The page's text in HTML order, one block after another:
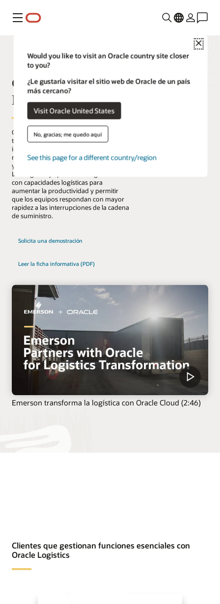
Menú
Close
Would you like to visit an Oracle country site closer
to you?
¿Le gustaría visitar el sitio web de Oracle de un país
más cercano?
Visit Oracle United States
No, gracias; me quedo aquí
See this page for a different country/region
Oracle Fusion Cloud
Logistics
Oracle Fusion Cloud Logistics gestiona el
transporte de carga, el comercio
internacional y la distribución para
mejorar el cumplimiento de los pedidos
y reducir los costos logísticos. Combina
IA integrada y aplicaciones agénticas
con capacidades logísticas para
aumentar la productividad y permitir
que los equipos respondan con mayor
rapidez a las interrupciones de la cadena
de suministro.
Solicita una demostración
Leer la ficha informativa (PDF)
Emerson transforma la logística con Oracle Cloud (2:46)
Clientes que gestionan funciones esenciales con
Oracle Logistics